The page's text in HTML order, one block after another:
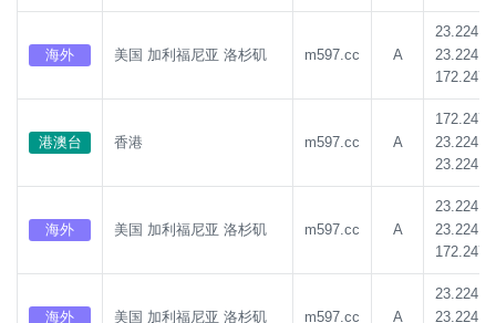
海外 美国 加利福尼亚 洛杉矶 m597.cc A
港澳台 香港 m597.cc A
海外 美国 加利福尼亚 洛杉矶 m597.cc A
海外 美国 加利福尼亚 洛杉矶 m597.cc A